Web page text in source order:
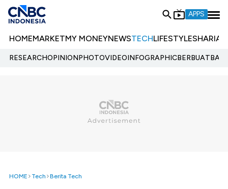
APPS
HOMEMARKETMY MONEYNEWSTECHLIFESTYLESHARIA
RESEARCHOPINIONPHOTOVIDEOINFOGRAPHIC
HOME Tech Berita Tech